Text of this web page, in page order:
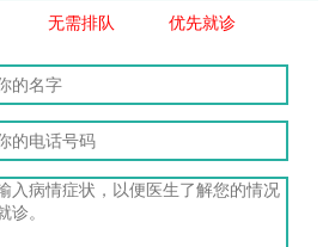
无需排队 优先就诊